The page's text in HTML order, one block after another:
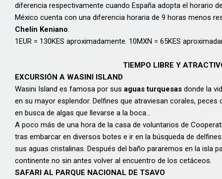
diferencia respectivamente cuando España adopta el horario
México cuenta con una diferencia horaria de 9 horas menos
Chelín Keniano.
1EUR = 130KES aproximadamente. 10MXN = 65KES
TIEMPO LIBRE Y
EXCURSIÓN A WASINI ISLAND
Wasini Island es famosa por sus aguas turquesas donde la
en su mayor esplendor. Delfines que atraviesan corales,
en busca de algas que llevarse a la boca…
A poco más de una hora de la casa de voluntarios de
tras embarcar en diversos botes e ir en la búsqueda de
sus aguas cristalinas. Después del baño pararemos en la isla
continente no sin antes volver al encuentro de los cetáceos.
SAFARI AL PARQUE NACIONAL DE TSAVO